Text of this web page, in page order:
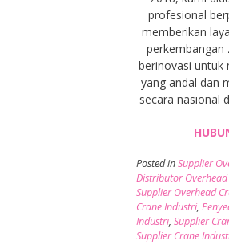
profesional
memberikan
perkembangan
berinovasi untuk
yang andal dan
secara nasional
Posted inSupplier
Distributor
Supplier Overhead
Crane Industri,
Industri, Supplier
Supplier Crane